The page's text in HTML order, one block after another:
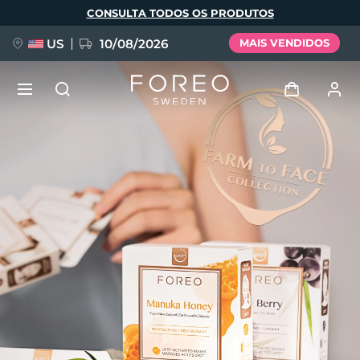
principal
CONSULTA TODOS OS PRODUTOS
US 10/08/2026 MAIS VENDIDOS
Entrar
Perfil de usuário
Meus aparelhos
Meus pedidos
Meus endereços
As minhas subscrições
FAQ™ Pure Beauty-Tech Elixir
BREAKING NEWS
issa™ Teeth Whitening Set
English Deutsch
Español
Français
Italiano
Português
Polski
Svenska
Русский
简体中文 繁體中文